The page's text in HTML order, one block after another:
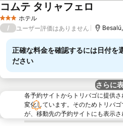
3 ホテルのランク
ホテル
コムテ タリャフェロ
/ ユーザー評価はありません
正確な料金を確認するには日付を
ださい
さらに
各予約サイトからトリバゴに提供
変化しています。そのためトリバ
が、移動先の予約サイトにも表示さ